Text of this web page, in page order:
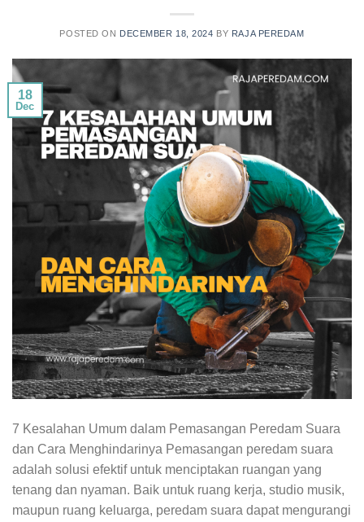
POSTED ON DECEMBER 18, 2024 BY RAJA PEREDAM
18
Dec
7 Kesalahan Umum dalam Pemasangan Peredam Suara
dan Cara Menghindarinya Pemasangan peredam suara
adalah solusi efektif untuk menciptakan ruangan yang
tenang dan nyaman. Baik untuk ruang kerja, studio musik,
maupun ruang keluarga, peredam suara dapat mengurangi